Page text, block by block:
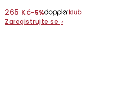
265 Kč−5%
Zaregistrujte se ›